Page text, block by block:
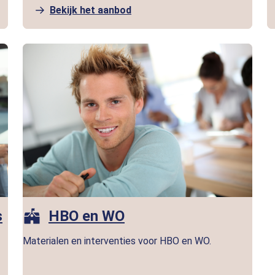
Bekijk het aanbod
HBO en WO
Materialen en interventies voor HBO en WO.